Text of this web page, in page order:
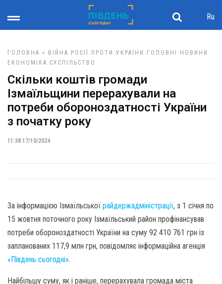
Ru
ГОЛОВНА » ВІЙНА РОСІЇ ПРОТИ УКРАЇНИ
ГОЛОВНІ НОВИНИ
ЕКОНОМІКА СУСПІЛЬСТВО
Скільки коштів громади
Ізмаїльщини перерахували на
потреби обороноздатності України
з початку року
11:38 17/10/2024
За інформацією Ізмаїльської райдержадміністрації, з 1 січня по
15 жовтня поточного року Ізмаїльський район профінансував
потреби обороноздатності України на суму 92 410 761 грн із
запланованих 117,9 млн грн, повідомляє інформаційна агенція
«Південь сьогодні».
Найбільшу суму, як і раніше, перерахувала громада міста